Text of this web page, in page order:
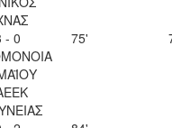
- 0
75'